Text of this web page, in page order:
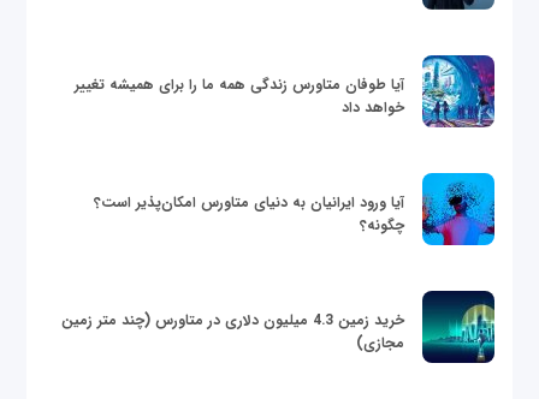
آیا طوفان متاورس زندگی همه ما را برای همیشه تغییر
خواهد داد
آیا ورود ایرانیان به دنیای متاورس امکان‌پذیر است؟
چگونه؟
خرید زمین 4.3 میلیون دلاری در متاورس (چند متر زمین
مجازی)